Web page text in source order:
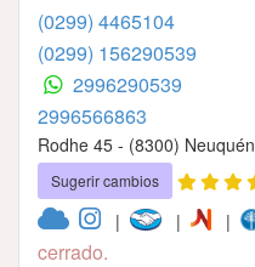
(0299) 4465104
(0299) 156290539
2996290539
2996566863
Rodhe 45 - (8300) Neuquén
Sugerir cambios
| | |
cerrado.